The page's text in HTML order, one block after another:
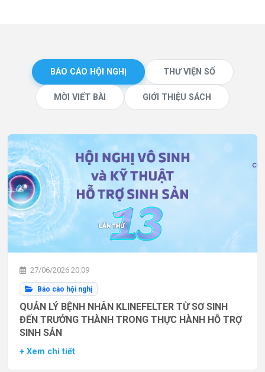
BÁO CÁO HỘI NGHỊ THƯ VIỆN SỐ
MỜI VIẾT BÀI GIỚI THIỆU SÁCH
27/06/2026 20:09
Báo cáo hội nghị
QUẢN LÝ BỆNH NHÂN KLINEFELTER TỪ SƠ SINH
ĐẾN TRƯỞNG THÀNH TRONG THỰC HÀNH HỖ TRỢ
SINH SẢN
+ Xem chi tiết